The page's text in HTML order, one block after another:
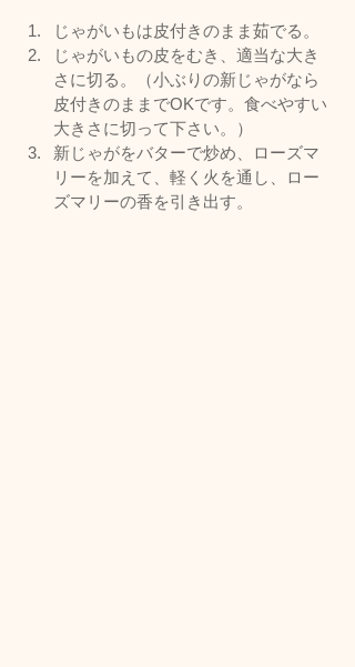
じゃがいもは皮付きのまま茹でる。
じゃがいもの皮をむき、適当な大き
さに切る。（小ぶりの新じゃがなら
皮付きのままでOKです。食べやすい
大きさに切って下さい。）
新じゃがをバターで炒め、ローズマ
リーを加えて、軽く火を通し、ロー
ズマリーの香を引き出す。